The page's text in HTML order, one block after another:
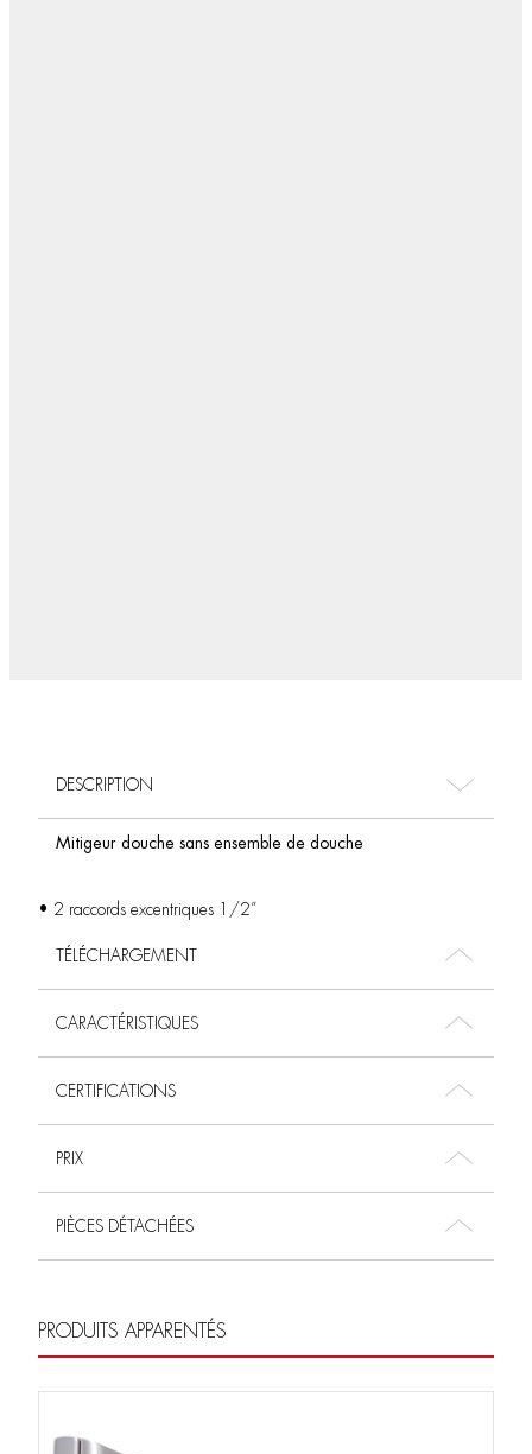
DESCRIPTION
Mitigeur douche sans ensemble de douche
• 2 raccords excentriques 1/2”
TÉLÉCHARGEMENT
CARACTÉRISTIQUES
CERTIFICATIONS
PRIX
PIÈCES DÉTACHÉES
PRODUITS APPARENTÉS